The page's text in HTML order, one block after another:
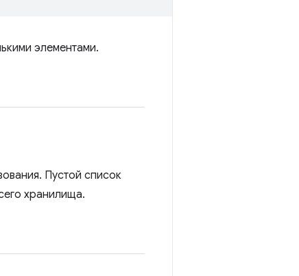
элементами.
Пустой список
хранилища.